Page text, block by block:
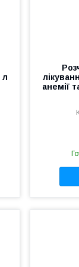
л
анемії